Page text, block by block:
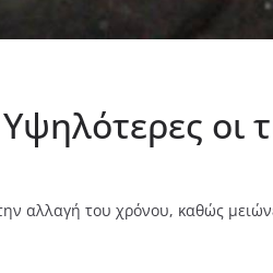
οι
αλλαγή του χρόνου, καθώς